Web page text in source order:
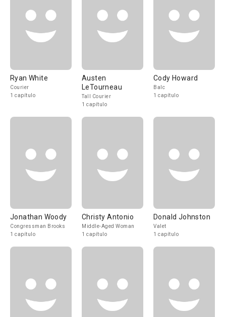
Ryan White
Courier
1 capítulo
Austen
LeTourneau
Tall Courier
1 capítulo
Cody Howard
Balc
1 capítulo
Jonathan Woody
Congressman Brooks
1 capítulo
Christy Antonio
Middle-Aged Woman
1 capítulo
Donald Johnston
Valet
1 capítulo